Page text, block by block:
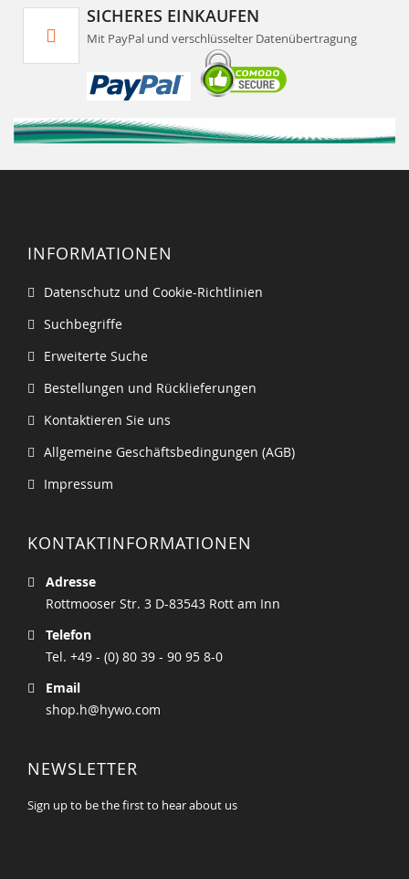
SICHERES EINKAUFEN
Mit PayPal und verschlüsselter Datenübertragung
INFORMATIONEN
Datenschutz und Cookie-Richtlinien
Suchbegriffe
Erweiterte Suche
Bestellungen und Rücklieferungen
Kontaktieren Sie uns
Allgemeine Geschäftsbedingungen (AGB)
Impressum
KONTAKTINFORMATIONEN
Adresse
Rottmooser Str. 3 D-83543 Rott am Inn
Telefon
Tel. +49 - (0) 80 39 - 90 95 8-0
Email
shop.h@hywo.com
NEWSLETTER
Sign up to be the first to hear about us